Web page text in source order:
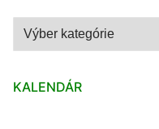
Kategórie
KALENDÁR